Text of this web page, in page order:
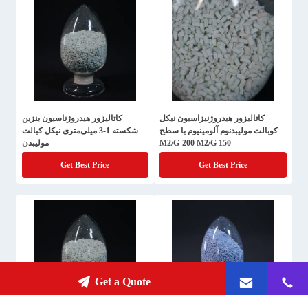
کاتالیزور هیدروژنیزاسیون نیکل
کوبالت مولیبدنوم آلومینیوم با سطح
150 M2/G-200 M2/G
Get Best Price
کاتالیزور هیدروژناسیون بنزین
شکسته 1-3 میلی‌متری نیکل کبالت
مولیبدن
Get Best Price
Get a Quote